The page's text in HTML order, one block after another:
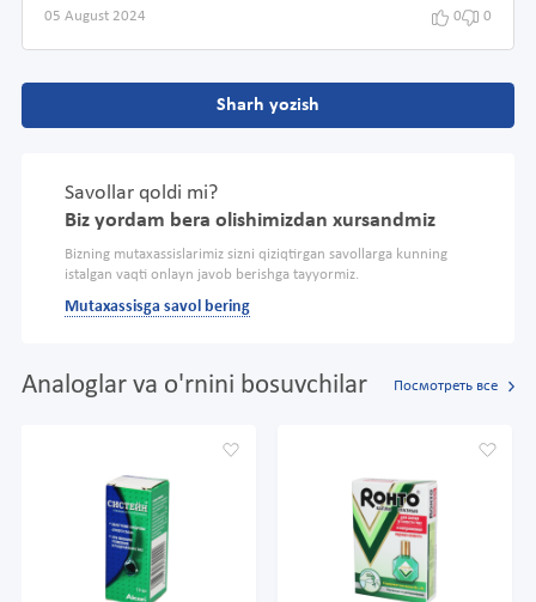
05 August 2024 0 0
Sharh yozish
Savollar qoldi mi?
Biz yordam bera olishimizdan xursandmiz
Bizning mutaxassislarimiz sizni qiziqtirgan savollarga kunning
istalgan vaqti onlayn javob berishga tayyormiz.
Mutaxassisga savol bering
Analoglar va o'rnini bosuvchilar Посмотреть все